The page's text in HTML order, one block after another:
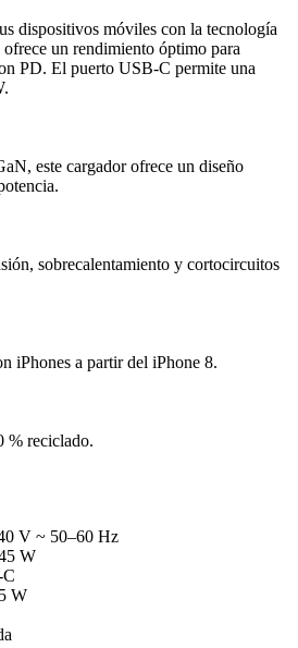
dispositivos móviles con la tecnología
un rendimiento óptimo para
PD. El puerto USB-C permite una
este cargador ofrece un diseño
sobrecalentamiento y cortocircuitos
iPhones a partir del iPhone 8.
% reciclado.
V ~ 50–60 Hz
W
W